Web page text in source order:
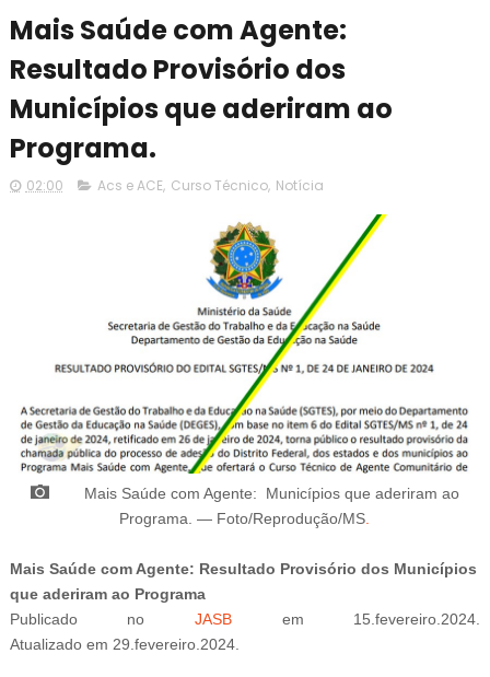
Mais Saúde com Agente:
Resultado Provisório dos
Municípios que aderiram ao
Programa.
02:00 Acs e ACE, Curso Técnico, Notícia
Mais Saúde com Agente: Municípios que aderiram ao
Programa — Foto/Reprodução/MS
Mais Saúde com Agente: Resultado Provisório dos Municípios
que aderiram ao Programa
Publicado noJASB em 15 .fevereiro .2024.
Atualizado em 29 .fevereiro.2024.